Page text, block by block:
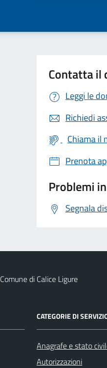
Contatta il
Leggi le
Richiedi
Chiama il
Prenota
Problemi
Segnala
Comune di Calice Ligure
CATEGORIE DI
Anagrafe e stato
Autorizzazioni